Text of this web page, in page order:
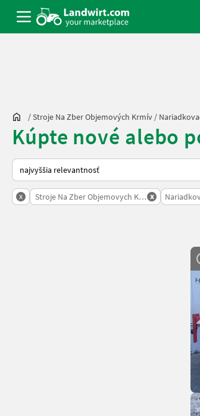
/Stroje Na Zber Objemových Krmív /
Kúpte nové alebo
Takto sa vykonáva triedenie na Landwirt.com
x Stroje Na Zber Objemovych Krmiv
x